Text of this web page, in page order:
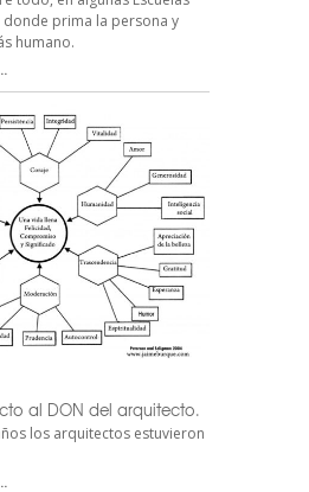
donde prima la persona y
humano.
al DON del arquitecto.
los arquitectos estuvieron